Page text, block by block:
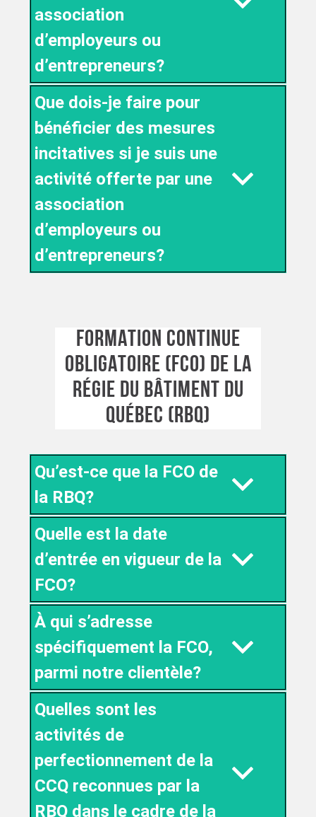
association
d’employeurs ou
d’entrepreneurs?
Que dois-je faire pour
bénéficier des mesures
incitatives si je suis une
activité offerte par une
association
d’employeurs ou
d’entrepreneurs?
FORMATION CONTINUE
OBLIGATOIRE (FCO) DE LA
RÉGIE DU BÂTIMENT DU
QUÉBEC (RBQ)
Qu’est-ce que la FCO de
la RBQ?
Quelle est la date
d’entrée en vigueur de la
FCO?
À qui s’adresse
spécifiquement la FCO,
parmi notre clientèle?
Quelles sont les
activités de
perfectionnement de la
CCQ reconnues par la
RBQ dans le cadre de la